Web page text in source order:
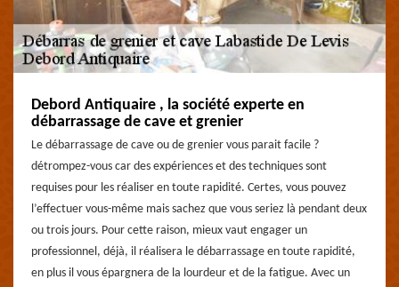
Debord Antiquaire , la société experte en
débarrassage de cave et grenier
Le débarrassage de cave ou de grenier vous parait facile ?
détrompez-vous car des expériences et des techniques sont
requises pour les réaliser en toute rapidité. Certes, vous pouvez
l’effectuer vous-même mais sachez que vous seriez là pendant deux
ou trois jours. Pour cette raison, mieux vaut engager un
professionnel, déjà, il réalisera le débarrassage en toute rapidité,
en plus il vous épargnera de la lourdeur et de la fatigue. Avec un